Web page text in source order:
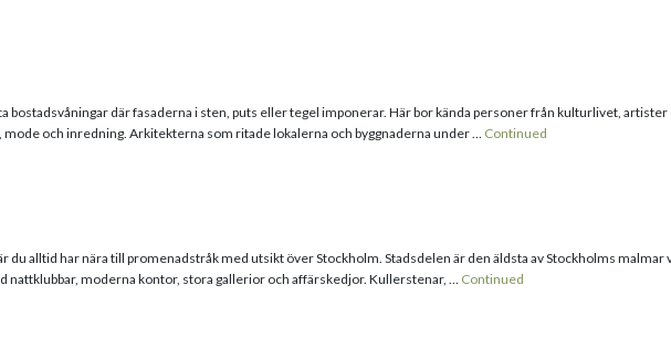
där fasaderna i sten, puts eller tegel imponerar. Här bor kända personer från kulturlivet,
och inredning. Arkitekterna som ritade lokalerna och byggnaderna under … Continued
alltid har nära till promenadstråk med utsikt över Stockholm. Stadsdelen är den äldsta av Stockholms
nattklubbar, moderna kontor, stora gallerior och affärskedjor. Kullerstenar, … Continued